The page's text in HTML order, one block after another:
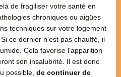
de fragiliser votre santé en
chroniques ou aigües
techniques sur votre logement
ce dernier n’est pas chauffé, il
Cela favorise l’apparition
son insalubrité. Il est donc
possible, de continuer de